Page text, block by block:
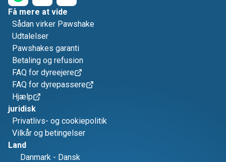
Få mere at vide
Sådan virker Pawshake
Udtalelser
Pawshakes garanti
Betaling og refusion
FAQ for dyreejere
FAQ for dyrepassere
Hjælp
juridisk
Privatlivs- og cookiepolitik
Vilkår og betingelser
Land
Danmark - Dansk